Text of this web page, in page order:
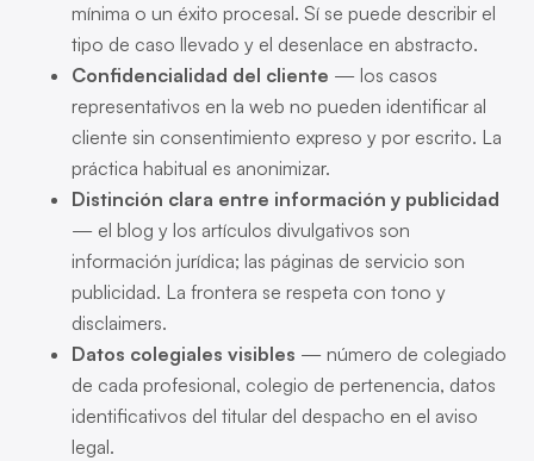
mínima o un éxito procesal. Sí se puede describir el
tipo de caso llevado y el desenlace en abstracto.
Confidencialidad del cliente — los casos
representativos en la web no pueden identificar al
cliente sin consentimiento expreso y por escrito. La
práctica habitual es anonimizar.
Distinción clara entre información y publicidad
— el blog y los artículos divulgativos son
información jurídica; las páginas de servicio son
publicidad. La frontera se respeta con tono y
disclaimers.
Datos colegiales visibles — número de colegiado
de cada profesional, colegio de pertenencia, datos
identificativos del titular del despacho en el aviso
legal.